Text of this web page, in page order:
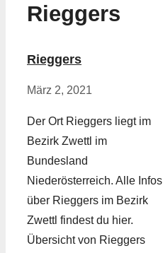
Rieggers
Rieggers
März 2, 2021
Der Ort Rieggers liegt im
Bezirk Zwettl im
Bundesland
Niederösterreich. Alle Infos
über Rieggers im Bezirk
Zwettl findest du hier.
Übersicht von Rieggers